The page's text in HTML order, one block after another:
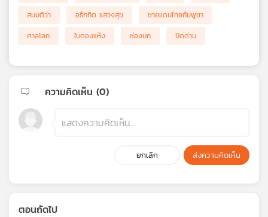
สมมติว่า
อธึกกิต แสวงสุข
ชายแดนไทยกัมพูชา
ศาลโลก
ใบตองแห้ง ช่องบก ปิดด่าน
ความคิดเห็น (0)
ยกเลิก ส่งความคิดเห็น
ตอนถัดไป